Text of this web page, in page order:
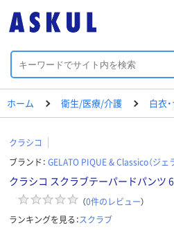
ホーム 衛生/医療/介護 白衣
クラシコ
ブランド： GELATO PIQUE & Classico（ジェ
クラシコ スクラブテーパードパンツ
（0件のレビュー）
ランキングを見る：スクラブ